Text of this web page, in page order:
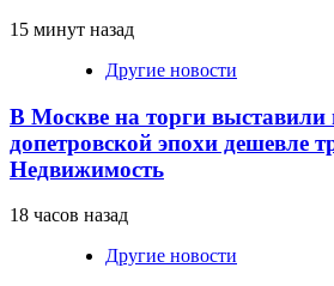
15 минут назад
Другие новости
В Москве на торги выставили
допетровской эпохи дешевле
Недвижимость
18 часов назад
Другие новости